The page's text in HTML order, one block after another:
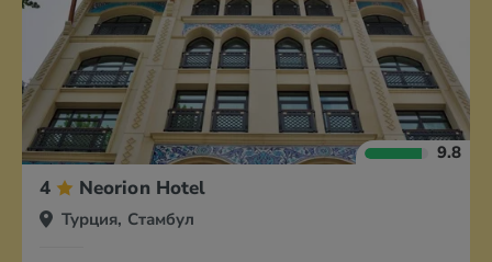
9.8
4 Neorion Hotel
Турция, Стамбул